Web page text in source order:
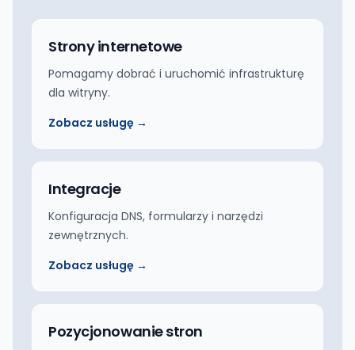
Strony internetowe
Pomagamy dobrać i uruchomić infrastrukturę
dla witryny.
Zobacz usługę →
Integracje
Konfiguracja DNS, formularzy i narzędzi
zewnętrznych.
Zobacz usługę →
Pozycjonowanie stron